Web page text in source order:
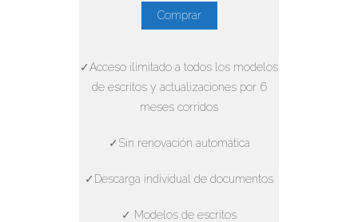
Comprar
✓Acceso ilimitado a todos los modelos
de escritos y actualizaciones por 6
meses corridos
✓Sin renovación automática
✓Descarga individual de documentos
✓ Modelos de escritos